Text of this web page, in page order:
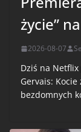
życie”
2026-08-07
Dziś na
Gervais:
bezdomnych